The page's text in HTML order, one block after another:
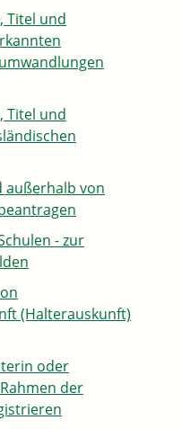
Titel und
Titel und
außerhalb von
- zur
(Halterauskunft)
oder
der